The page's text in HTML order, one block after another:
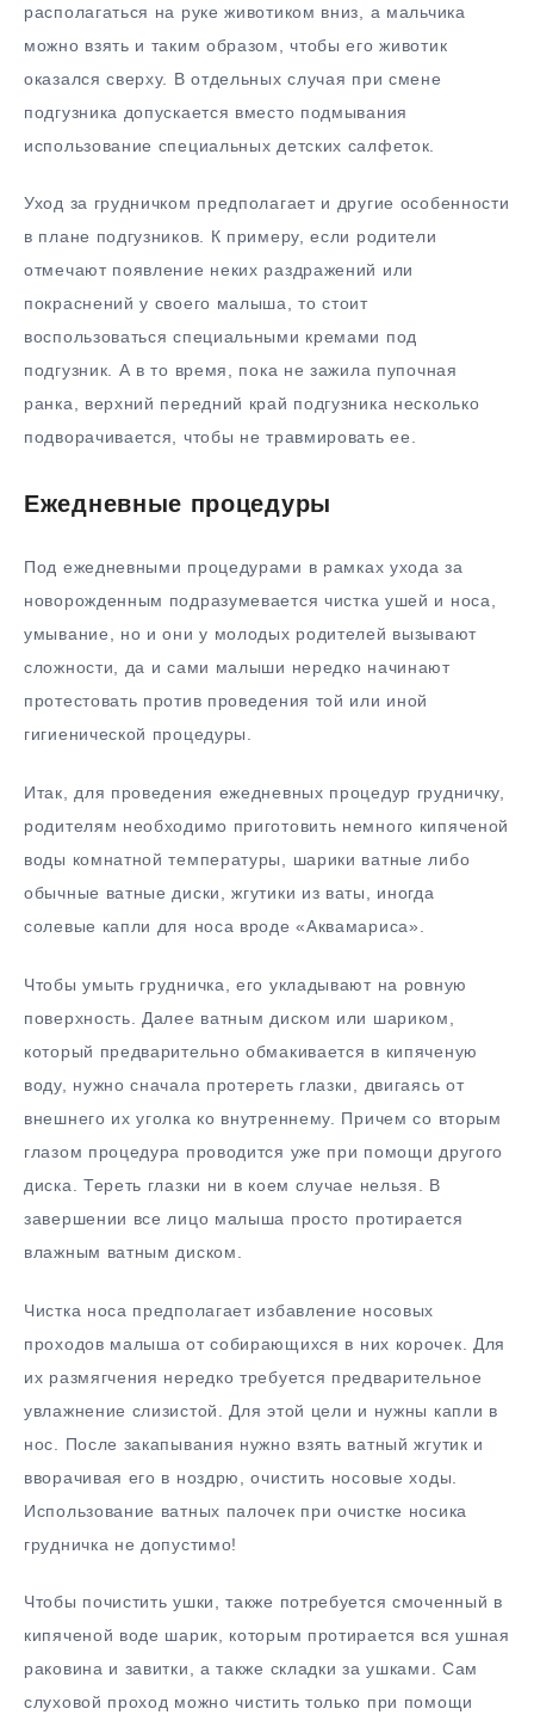
располагаться на руке животиком вниз, а мальчика
можно взять и таким образом, чтобы его животик
оказался сверху. В отдельных случая при смене
подгузника допускается вместо подмывания
использование специальных детских салфеток.
Уход за грудничком предполагает и другие особенности
в плане подгузников. К примеру, если родители
отмечают появление неких раздражений или
покраснений у своего малыша, то стоит
воспользоваться специальными кремами под
подгузник. А в то время, пока не зажила пупочная
ранка, верхний передний край подгузника несколько
подворачивается, чтобы не травмировать ее.
Ежедневные процедуры
Под ежедневными процедурами в рамках ухода за
новорожденным подразумевается чистка ушей и носа,
умывание, но и они у молодых родителей вызывают
сложности, да и сами малыши нередко начинают
протестовать против проведения той или иной
гигиенической процедуры.
Итак, для проведения ежедневных процедур грудничку,
родителям необходимо приготовить немного кипяченой
воды комнатной температуры, шарики ватные либо
обычные ватные диски, жгутики из ваты, иногда
солевые капли для носа вроде «Аквамариса».
Чтобы умыть грудничка, его укладывают на ровную
поверхность. Далее ватным диском или шариком,
который предварительно обмакивается в кипяченую
воду, нужно сначала протереть глазки, двигаясь от
внешнего их уголка ко внутреннему. Причем со вторым
глазом процедура проводится уже при помощи другого
диска. Тереть глазки ни в коем случае нельзя. В
завершении все лицо малыша просто протирается
влажным ватным диском.
Чистка носа предполагает избавление носовых
проходов малыша от собирающихся в них корочек. Для
их размягчения нередко требуется предварительное
увлажнение слизистой. Для этой цели и нужны капли в
нос. После закапывания нужно взять ватный жгутик и
вворачивая его в ноздрю, очистить носовые ходы.
Использование ватных палочек при очистке носика
грудничка не допустимо!
Чтобы почистить ушки, также потребуется смоченный в
кипяченой воде шарик, которым протирается вся ушная
раковина и завитки, а также складки за ушками. Сам
слуховой проход можно чистить только при помощи